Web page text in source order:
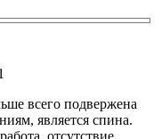
всего подвержена
является спина.
отсутствие